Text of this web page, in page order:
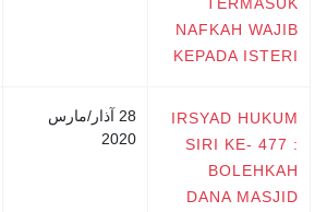
NAFKAH WAJIB
KEPADA ISTERI
IRSYAD HUKUM
SIRI KE- 477 :
BOLEHKAH
DANA MASJID
28 آذار/مارس
2020